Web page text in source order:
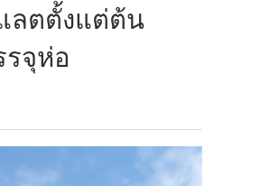
ลตตั้งแต่ต้น
จุห่อ